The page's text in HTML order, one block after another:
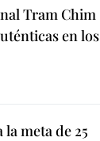
Tram Chim
en los
meta de 25